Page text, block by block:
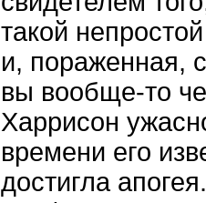
такой
и, пораженная,
вы вообще-то
Харрисон
времени его
достигла